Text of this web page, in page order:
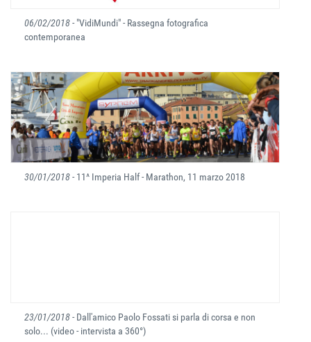
06/02/2018- "VidiMundi" - Rassegna fotografica
contemporanea
30/01/2018- 11^ Imperia Half - Marathon, 11 marzo 2018
23/01/2018- Dall'amico Paolo Fossati si parla di corsa e non
solo... (video - intervista a 360°)